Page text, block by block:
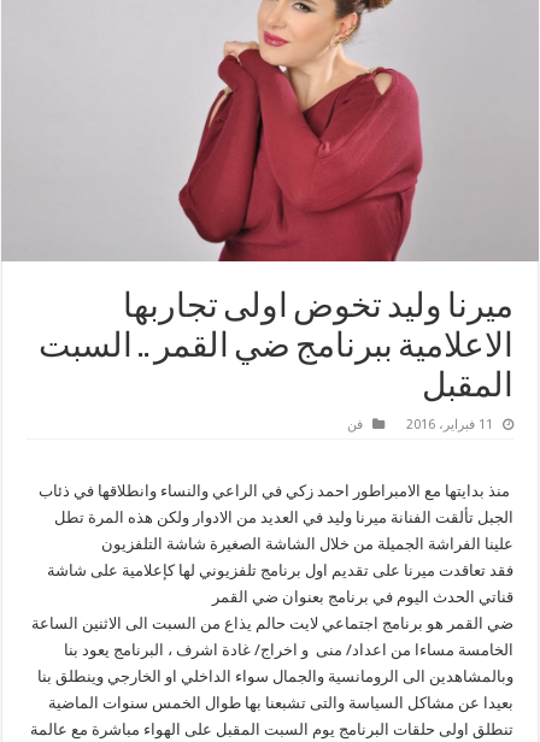
ميرنا وليد تخوض اولى تجاربها
الاعلامية ببرنامج ضي القمر .. السبت
المقبل
11 فبراير، 2016 فن
منذ بدايتها مع الامبراطور احمد زكي في الراعي والنساء وانطلاقها في ذئاب
الجبل تألقت الفنانة ميرنا وليد في العديد من الادوار ولكن هذه المرة تطل
علينا الفراشة الجميلة من خلال الشاشة الصغيرة شاشة التلفزيون
فقد تعاقدت ميرنا على تقديم اول برنامج تلفزيوني لها كإعلامية على شاشة
قناتي الحدث اليوم في برنامج بعنوان ضي القمر
ضي القمر هو برنامج اجتماعي لايت حالم يذاع من السبت الى الاثنين الساعة
الخامسة مساءا من اعداد/ منى و اخراج/ غادة اشرف ، البرنامج يعود بنا
وبالمشاهدين الى الرومانسية والجمال سواء الداخلي او الخارجي وينطلق بنا
بعيدا عن مشاكل السياسة والتى تشبعنا بها طوال الخمس سنوات الماضية
تنطلق اولى حلقات البرنامج يوم السبت المقبل على الهواء مباشرة مع عالمة